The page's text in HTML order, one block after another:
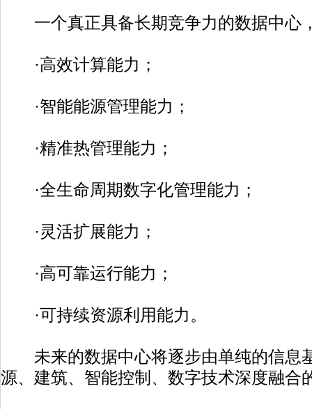
一个真正具备长期竞争力的数据中心
·高效计算能力；
·智能能源管理能力；
·精准热管理能力；
·全生命周期数字化管理能力；
·灵活扩展能力；
·高可靠运行能力；
·可持续资源利用能力。
未来的数据中心将逐步由单纯的信息
源、建筑、智能控制、数字技术深度融合